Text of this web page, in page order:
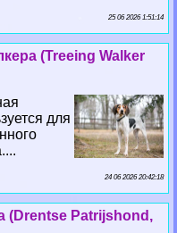
25 06 2026 1:51:14
(Treeing Walker
для
24 06 2026 20:42:18
(Drentse Patrijshond,